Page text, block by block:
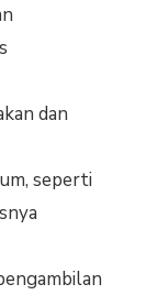
dan
seperti